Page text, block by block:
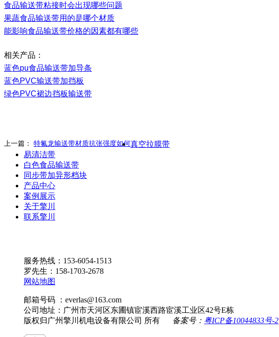
食品输送带粘接时会出现哪些问题
果蔬食品输送带用的是哪个材质
能影响食品输送带价格的因素都有哪些
相关产品：
蓝色pu食品输送带加导条
蓝色PVC输送带加挡板
绿色PVC裙边挡板输送带
上一篇： 特氟龙输送带材质抗张强度如何真空拉膜带
易清洁带
白色食品输送带
同步带加异形档块
产品中心
案例展示
关于擎川
联系擎川
服务热线：153-6054-1513
罗先生：158-1703-2678
网站地图
邮箱号码 ：everlas@163.com
公司地址：广州市天河区东圃镇宦溪西路宦溪工业区42号E栋
版权归广州擎川机电设备有限公司 所有
备案号： 粤ICP备10044833号-2